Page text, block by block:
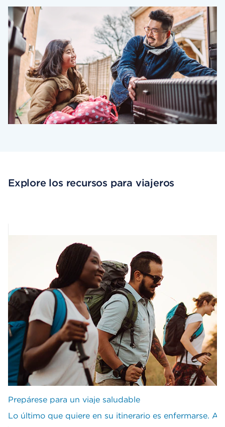
Explore los recursos para viajeros
Prepárese para un viaje saludable
Lo último que quiere en su itinerario es enfermarse.